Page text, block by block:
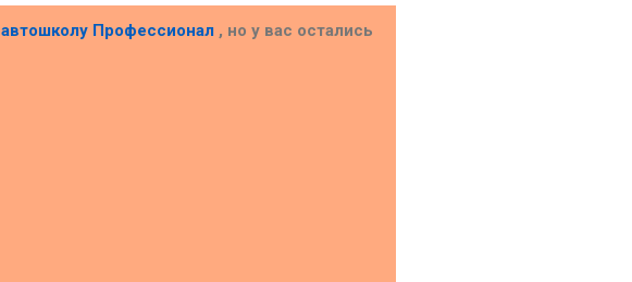
автошколу Профессионал , но у вас остались